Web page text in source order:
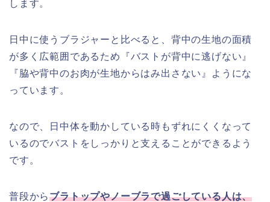
します。
日中に使うブラジャーと比べると、背中の生地の面積
が多く広範囲であるため『バストが背中に逃げない』
『脇や背中のお肉が生地からはみ出さない』ようにな
っています。
なので、日中体を動かしている時もずれにくくなって
いるのでバストをしっかりと支えることができるよう
です。
普段からブラトップやノーブラで過ごしている人は、